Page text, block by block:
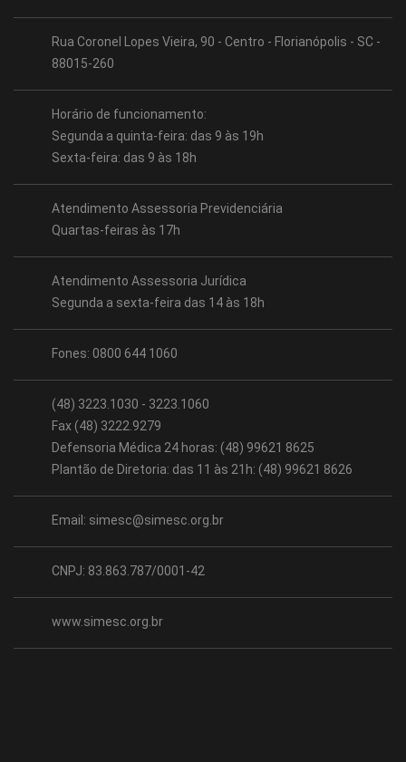
Rua Coronel Lopes Vieira, 90 - Centro - Florianópolis - SC -
88015-260
Horário de funcionamento:
Segunda a quinta-feira: das 9 às 19h
Sexta-feira: das 9 às 18h
Atendimento Assessoria Previdenciária
Quartas-feiras às 17h
Atendimento Assessoria Jurídica
Segunda a sexta-feira das 14 às 18h
Fones: 0800 644 1060
(48) 3223.1030 - 3223.1060
Fax (48) 3222.9279
Defensoria Médica 24 horas: (48) 99621 8625
Plantão de Diretoria: das 11 às 21h: (48) 99621 8626
Email: simesc@simesc.org.br
CNPJ: 83.863.787/0001-42
www.simesc.org.br